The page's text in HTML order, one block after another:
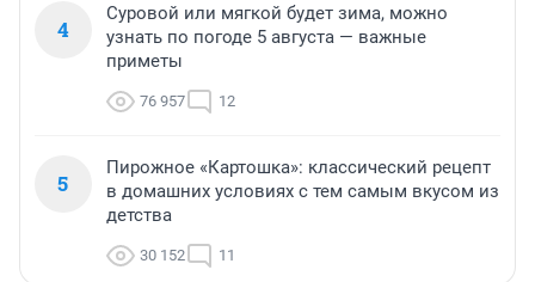
4
Суровой или мягкой будет зима, можно
узнать по погоде 5 августа — важные
приметы
76 957 12
5
Пирожное «Картошка»: классический рецепт
в домашних условиях с тем самым вкусом из
детства
30 152 11